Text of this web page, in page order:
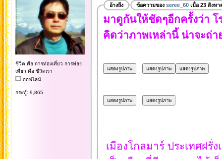
ชีวิต คือ การท่องเที่ยว การท่อง
เที่ยว คือ ชีวิตเรา
ออฟไลน์
กระทู้: 9,865
อ้างถึง ข้อความของ seree_60เมื่อ 23 สิงหา
มาดูกันให้ชัดๆอีกครั้งว่า
คิดว่าภาพเหล่านี้ น่าจะถ่า
เมืองโกลมาร์ ประเทศฝรั่